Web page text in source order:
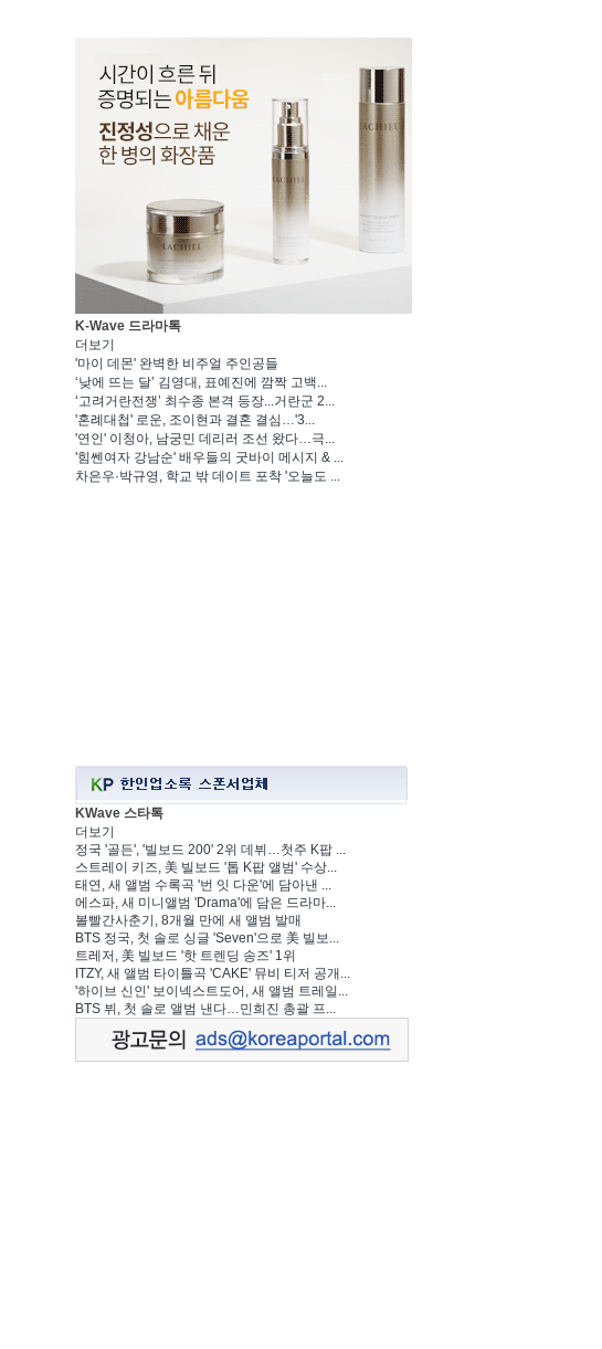
K-Wave 드라마톡
더보기
'마이 데몬' 완벽한 비주얼 주인공들
‘낮에 뜨는 달’ 김영대, 표예진에 깜짝 고백...
‘고려거란전쟁’ 최수종 본격 등장...거란군 2...
'혼례대첩' 로운, 조이현과 결혼 결심…'3...
'연인' 이청아, 남궁민 데리러 조선 왔다…극...
'힘쎈여자 강남순' 배우들의 굿바이 메시지 & ...
차은우·박규영, 학교 밖 데이트 포착 '오늘도 ...
KWave 스타톡
더보기
정국 '골든', '빌보드 200' 2위 데뷔…첫주 K팝 ...
스트레이 키즈, 美 빌보드 '톱 K팝 앨범' 수상...
태연, 새 앨범 수록곡 '번 잇 다운'에 담아낸 ...
에스파, 새 미니앨범 'Drama'에 담은 드라마...
볼빨간사춘기, 8개월 만에 새 앨범 발매
BTS 정국, 첫 솔로 싱글 'Seven'으로 美 빌보...
트레저, 美 빌보드 '핫 트렌딩 송즈' 1위
ITZY, 새 앨범 타이틀곡 'CAKE' 뮤비 티저 공개...
'하이브 신인' 보이넥스트도어, 새 앨범 트레일...
BTS 뷔, 첫 솔로 앨범 낸다…민희진 총괄 프...